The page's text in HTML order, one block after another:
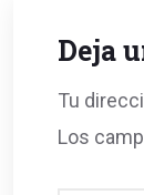
Deja
Tu
Los